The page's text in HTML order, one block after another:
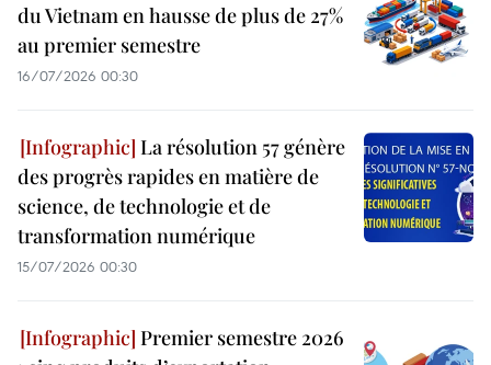
du Vietnam en hausse de plus de 27%
au premier semestre
16/07/2026 00:30
La résolution 57 génère
des progrès rapides en matière de
science, de technologie et de
transformation numérique
15/07/2026 00:30
Premier semestre 2026